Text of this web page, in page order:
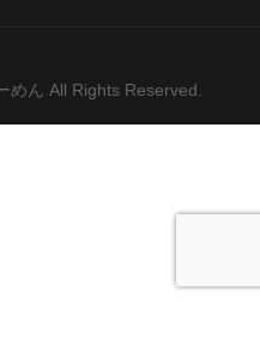
めん All Rights Reserved.